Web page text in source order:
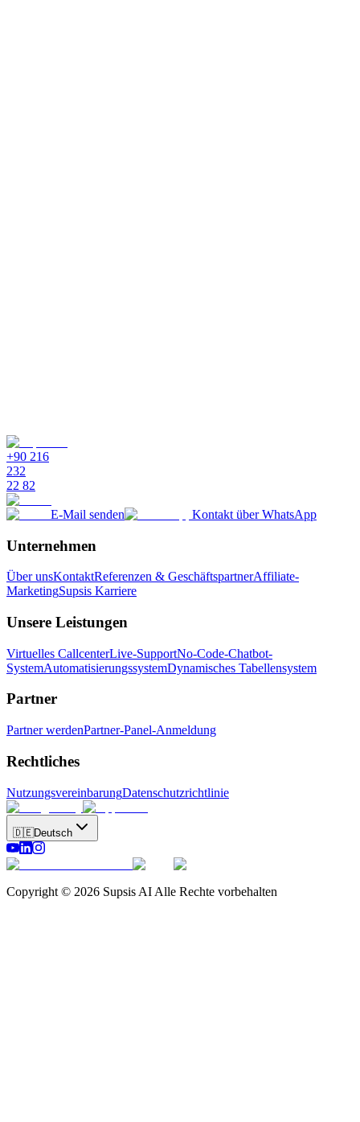
+90 216
232
22 82
E-Mail senden Kontakt über WhatsApp
Unternehmen
Über unsKontaktReferenzen & GeschäftspartnerAffiliate-
MarketingSupsis Karriere
Unsere Leistungen
Virtuelles CallcenterLive-SupportNo-Code-Chatbot-
SystemAutomatisierungssystemDynamisches Tabellensystem
Partner
Partner werdenPartner-Panel-Anmeldung
Rechtliches
NutzungsvereinbarungDatenschutzrichtlinie
🇩🇪Deutsch
Copyright © 2026 Supsis AI Alle Rechte vorbehalten